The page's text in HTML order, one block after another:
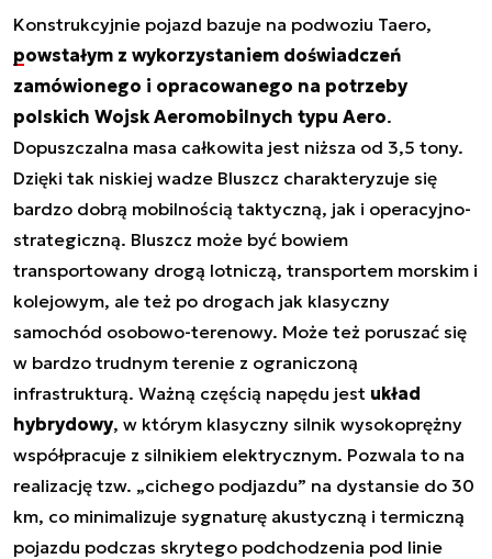
Konstrukcyjnie pojazd bazuje na podwoziu Taero,
powstałym z wykorzystaniem doświadczeń
zamówionego i opracowanego na potrzeby
polskich Wojsk Aeromobilnych typu Aero.
Dopuszczalna masa całkowita jest niższa od 3,5 tony.
Dzięki tak niskiej wadze Bluszcz charakteryzuje się
bardzo dobrą mobilnością taktyczną, jak i operacyjno-
strategiczną. Bluszcz może być bowiem
transportowany drogą lotniczą, transportem morskim i
kolejowym, ale też po drogach jak klasyczny
samochód osobowo-terenowy. Może też poruszać się
w bardzo trudnym terenie z ograniczoną
infrastrukturą. Ważną częścią napędu jest układ
hybrydowy, w którym klasyczny silnik wysokoprężny
współpracuje z silnikiem elektrycznym. Pozwala to na
realizację tzw. „cichego podjazdu” na dystansie do 30
km, co minimalizuje sygnaturę akustyczną i termiczną
pojazdu podczas skrytego podchodzenia pod linie